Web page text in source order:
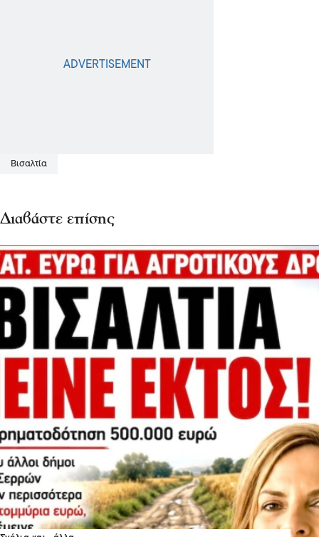
Βισαλτία
Διαβάστε επίσης